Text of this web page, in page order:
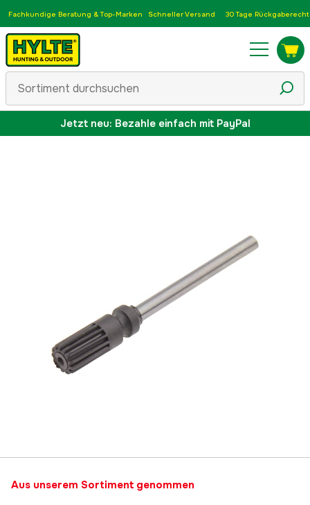
Fachkundige Beratung & Top-Marken Schneller Versand 30 Tage Rückgaberecht
Jetzt neu: Bezahle einfach mit PayPal
Aus unserem Sortiment genommen